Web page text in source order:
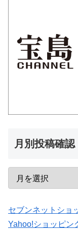
月別投稿確認
セブンネットショ
Yahoo!ショッピン